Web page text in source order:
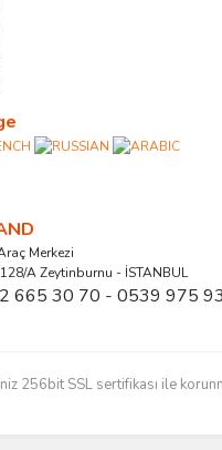
Merkezi
A Zeytinburnu - İSTANBUL
665 30 70 - 0539 975
SSL sertifikası ile